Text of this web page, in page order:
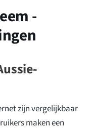
-
zijn vergelijkbaar
maken een